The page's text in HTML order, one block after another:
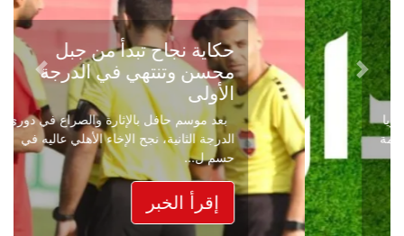
حكاية نجاح تبدأ من جبل
محسن وتنتهي في الدرجة
الأولى
بعد موسم حافل بالإثارة والصراع في دوري
الدرجة الثانية، نجح الإخاء الأهلي عاليه في
حسم ل...
إقرأ الخبر
Previous
Next